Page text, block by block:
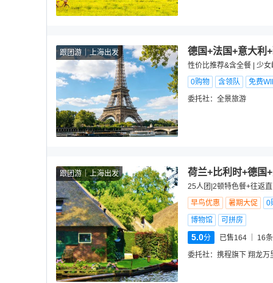
跟团游 上海出发 德国+法国+意大利
性价比推荐&含全餐 | 少
0购物
含领队
免费
委托社： 全景旅游
跟团游 上海出发 荷兰+比利时+德国
25人团|2顿特色餐+往返
早鸟优惠
暑期大促
0
博物馆
可拼房
5.0分 已售164 16
委托社： 携程旗下 翔龙万